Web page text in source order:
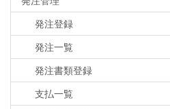
発注登録
発注一覧
発注書類登録
支払一覧